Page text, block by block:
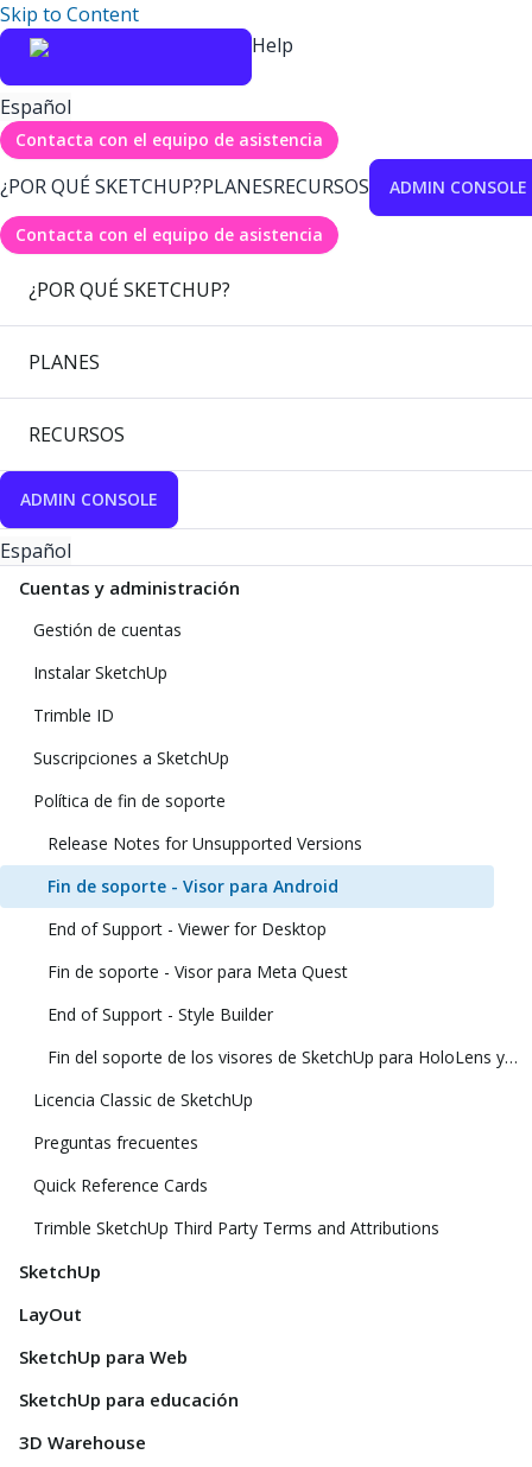
Skip to Content
Help
Español
Contacta con el equipo de asistencia
¿POR QUÉ SKETCHUP?PLANESRECURSOS ADMIN CONSOLE
Contacta con el equipo de asistencia
¿POR QUÉ SKETCHUP?
PLANES
RECURSOS
ADMIN CONSOLE
Español
Cuentas y administración
Gestión de cuentas
Instalar SketchUp
Trimble ID
Suscripciones a SketchUp
Política de fin de soporte
Release Notes for Unsupported Versions
Fin de soporte - Visor para Android
End of Support - Viewer for Desktop
Fin de soporte - Visor para Meta Quest
End of Support - Style Builder
Fin del soporte de los visores de SketchUp para HoloLens y realidad virtual
Licencia Classic de SketchUp
Preguntas frecuentes
Quick Reference Cards
Trimble SketchUp Third Party Terms and Attributions
SketchUp
LayOut
SketchUp para Web
SketchUp para educación
3D Warehouse